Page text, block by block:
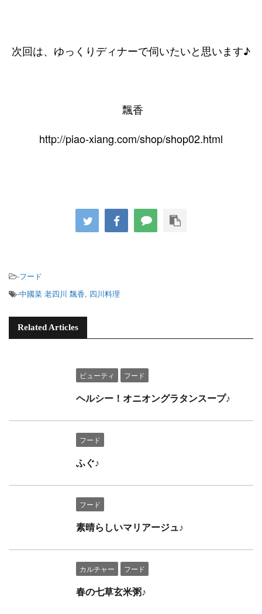
次回は、ゆっくりディナーで伺いたいと思います♪
飄香
http://piao-xiang.com/shop/shop02.html
-フード
-中國菜 老四川 飄香, 四川料理
Related Articles
ビューティ フード
ヘルシー！オニオングラタンスープ♪
フード
ふぐ♪
フード
素晴らしいマリアージュ♪
カルチャー フード
春の七草玄米粥♪